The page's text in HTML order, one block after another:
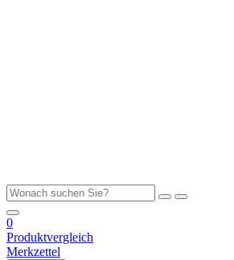
0
Produktvergleich
Merkzettel